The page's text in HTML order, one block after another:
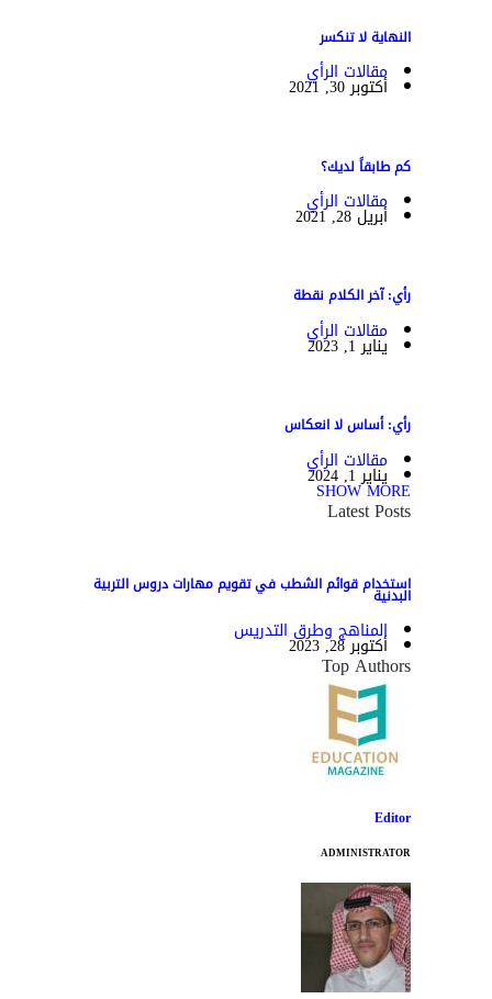
النهاية لا تنكسر
مقالات الرأي
أكتوبر 30, 2021
كم طابقاً لديك؟
مقالات الرأي
أبريل 28, 2021
رأي: آخر الكلام نقطة
مقالات الرأي
يناير 1, 2023
رأي: أساس لا انعكاس
مقالات الرأي
يناير 1, 2024
SHOW MORE
Latest Posts
استخدام قوائم الشطب في تقويم مهارات دروس التربية
البدنية
المناهج وطرق التدريس
أكتوبر 28, 2023
Top Authors
Editor
ADMINISTRATOR